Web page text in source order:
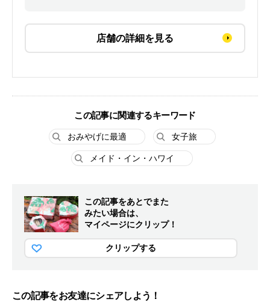
店舗の詳細を見る
この記事に関連するキーワード
おみやげに最適 女子旅
メイド・イン・ハワイ
この記事をあとでまた
みたい場合は、
マイページにクリップ！
クリップする
この記事をお友達にシェアしよう！